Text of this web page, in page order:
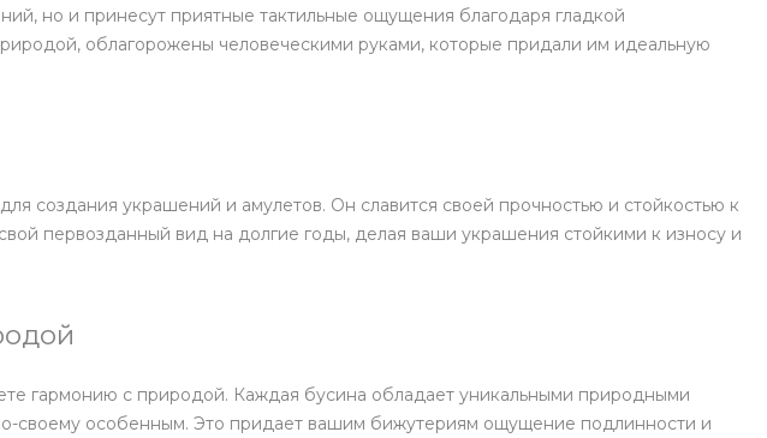
но и принесут приятные тактильные ощущения благодаря гладкой
облагорожены человеческими руками, которые придали им идеальную
создания украшений и амулетов. Он славится своей прочностью и стойкостью к
первозданный вид на долгие годы, делая ваши украшения стойкими к износу и
гармонию с природой. Каждая бусина обладает уникальными природными
своему особенным. Это придает вашим бижутериям ощущение подлинности и